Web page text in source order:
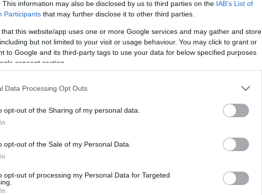
This information may also be disclosed by us to third parties on the IAB’s List of
Participants that may further disclose it to other third parties.
that this website/app uses one or more Google services and may gather and store
but not limited to your visit or usage behaviour. You may click to grant or
to Google and its third-party tags to use your data for below specified purposes
consent section.
Data Processing Opt Outs
opt-out of the Sharing of my personal data.
opt-out of the Sale of my Personal Data.
opt-out of processing my Personal Data for Targeted
friends.pic.twitter.com/Kfz6WJyv3v
2.
vagyunk döbbenve. Tom Petty zenéje egy hatalmas
és a barátoknak. -
C8hBRYUPEI
2.
Slagel